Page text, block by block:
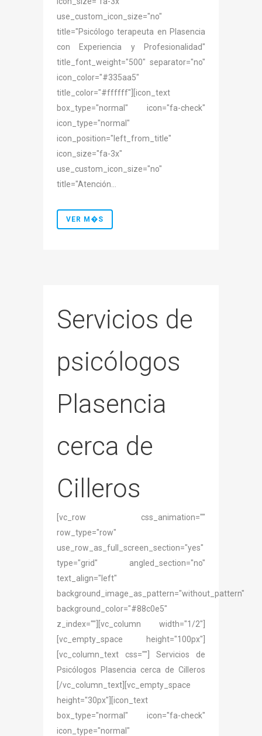
use_custom_icon_size="no"
title="Psicólogo terapeuta en Plasencia
con Experiencia y Profesionalidad"
title_font_weight="500" separator="no"
icon_color="#335aa5"
title_color="#ffffff"][icon_text
box_type="normal" icon="fa-check"
icon_type="normal"
icon_position="left_from_title"
icon_size="fa-3x"
use_custom_icon_size="no"
title="Atención...
VER M�S
Servicios de
psicólogos
Plasencia
cerca de
Cilleros
[vc_row css_animation=""
row_type="row"
use_row_as_full_screen_section="yes"
type="grid" angled_section="no"
text_align="left"
background_image_as_pattern="without_pattern"
background_color="#88c0e5"
z_index=""][vc_column width="1/2"]
[vc_empty_space height="100px"]
[vc_column_text css=""] Servicios de
Psicólogos Plasencia cerca de Cilleros
[/vc_column_text][vc_empty_space
height="30px"][icon_text
box_type="normal" icon="fa-check"
icon_type="normal"